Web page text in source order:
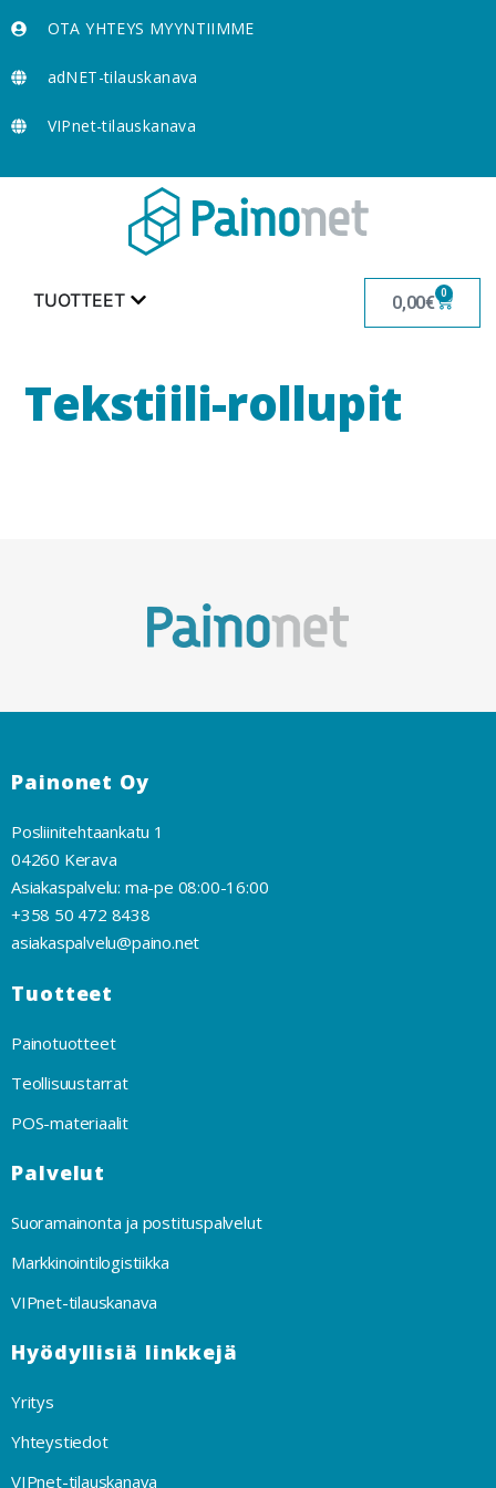
OTA YHTEYS MYYNTIIMME
adNET-tilauskanava
VIPnet-tilauskanava
TUOTTEET 0,00€ 0
Tekstiili-rollupit
Painonet Oy
Posliinitehtaankatu 1
04260 Kerava
Asiakaspalvelu: ma-pe 08:00-16:00
+358 50 472 8438
asiakaspalvelu@paino.net
Tuotteet
Painotuotteet
Teollisuustarrat
POS-materiaalit
Palvelut
Suoramainonta ja postituspalvelut
Markkinointilogistiikka
VIPnet-tilauskanava
Hyödyllisiä linkkejä
Yritys
Yhteystiedot
VIPnet-tilauskanava